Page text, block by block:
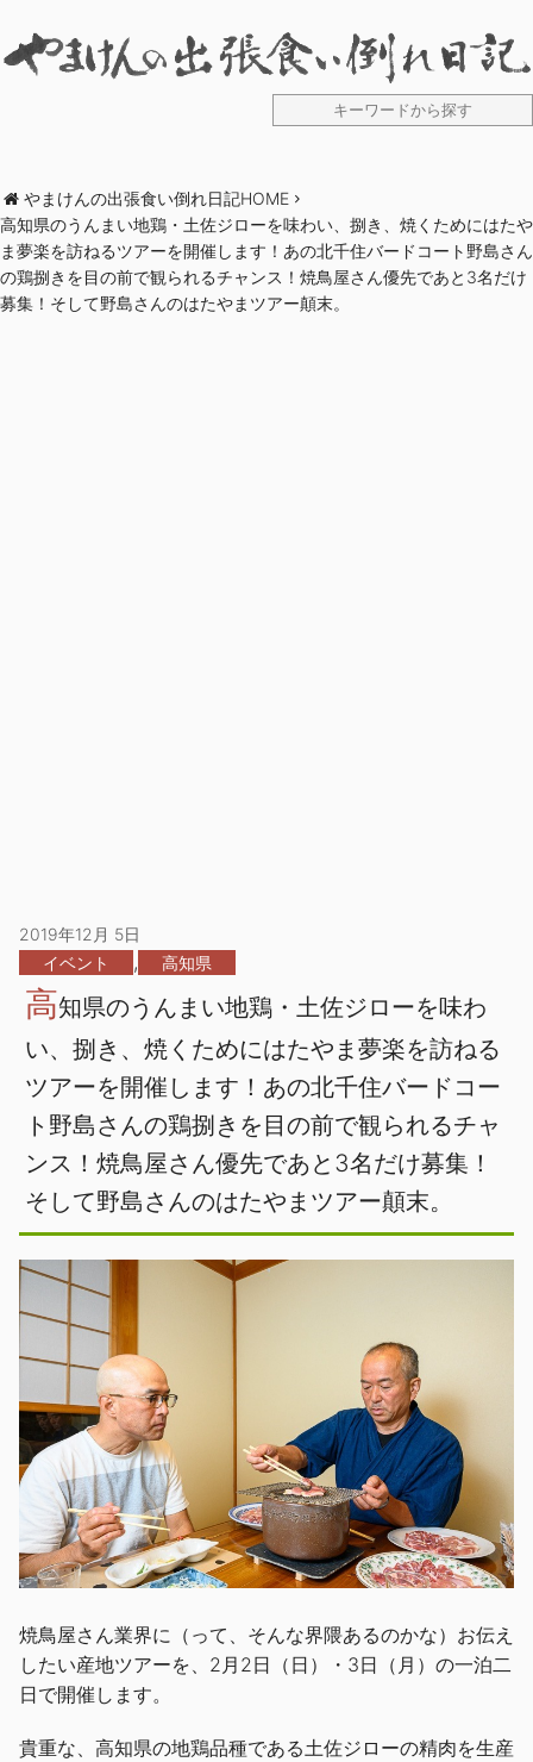
やまけんの出張食い倒れ日記HOME
高知県のうんまい地鶏・土佐ジローを味わい、捌き、焼くためにはたや
ま夢楽を訪ねるツアーを開催します！あの北千住バードコート野島さん
の鶏捌きを目の前で観られるチャンス！焼鳥屋さん優先であと3名だけ
募集！そして野島さんのはたやまツアー顛末。
2019年12月 5日
イベント
, 高知県
高知県のうんまい地鶏・土佐ジローを味わ
い、捌き、焼くためにはたやま夢楽を訪ねる
ツアーを開催します！あの北千住バードコー
ト野島さんの鶏捌きを目の前で観られるチャ
ンス！焼鳥屋さん優先であと3名だけ募集！
そして野島さんのはたやまツアー顛末。
焼鳥屋さん業界に（って、そんな界隈あるのかな）お伝え
したい産地ツアーを、2月2日（日）・3日（月）の一泊二
日で開催します。
貴重な、高知県の地鶏品種である土佐ジローの精肉を生産